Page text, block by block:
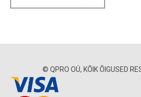
© QPRO OÜ, KÕIK ÕIGUSED